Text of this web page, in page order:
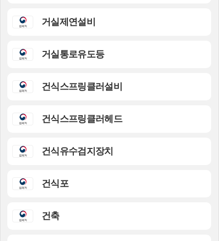
거실제연설비
거실통로유도등
건식스프링클러설비
건식스프링클러헤드
건식유수검지장치
건식포
건축